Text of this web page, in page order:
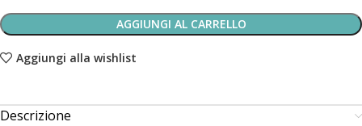
AGGIUNGI AL CARRELLO
Aggiungi alla wishlist
Descrizione